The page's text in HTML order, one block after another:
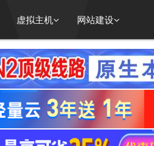
虚拟主机 网站建设